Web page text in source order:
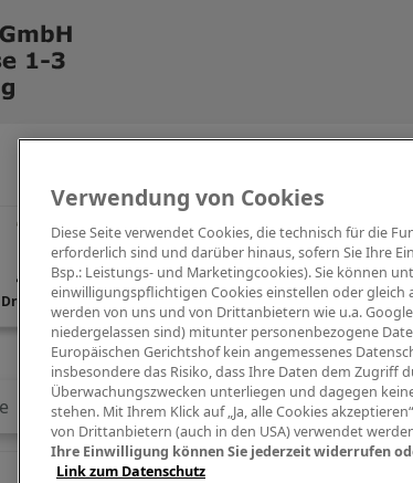
Drums Percussion Digitalpiano Keys Blasinstrumente
Verwendung von Cookies
Diese Seite verwendet Cookies, die technisch für die
erforderlich sind und darüber hinaus, sofern Sie Ihre
Bsp.: Leistungs- und Marketingcookies). Sie können
einwilligungspflichtigen Cookies einstellen oder gleich
werden von uns und von Drittanbietern wie u.a.
niedergelassen sind) mitunter personenbezogene
Europäischen Gerichtshof kein angemessenes
insbesondere das Risiko, dass Ihre Daten dem Zugriff
Überwachungszwecken unterliegen und dagegen
stehen. Mit Ihrem Klick auf „Ja, alle Cookies
von Drittanbietern (auch in den USA) verwendet
Ihre Einwilligung können Sie jederzeit widerrufen
Link zum Datenschutz